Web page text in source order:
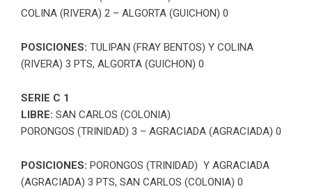
COLINA (RIVERA) 2 – ALGORTA (GUICHON) 0
POSICIONES: TULIPAN (FRAY BENTOS) Y COLINA
(RIVERA) 3 PTS, ALGORTA (GUICHON) 0
SERIE C 1
LIBRE: SAN CARLOS (COLONIA)
PORONGOS (TRINIDAD) 3 – AGRACIADA (AGRACIADA) 0
POSICIONES: PORONGOS (TRINIDAD) Y AGRACIADA
(AGRACIADA) 3 PTS, SAN CARLOS (COLONIA) 0